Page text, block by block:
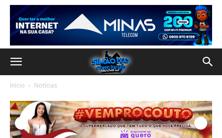
Início Notícias